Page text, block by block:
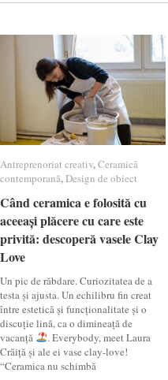
Antreprenoriat creativ,Ceramică
contemporană,Design de obiect
Când ceramica e folosită cu
aceeași plăcere cu care este
privită: descoperă vasele Clay
Love
Un pic de răbdare. Curiozitatea de a
testa și ajusta. Un echilibru fin creat
între estetică și funcționalitate și o
discuție lină, ca o dimineață de
vacanță
. Everybody, meet Laura
Crăiță și ale ei vase clay-love!
“Ceramica nu schimbă
Antreprenoriat creativ Ceramică
contemporană Design de obiect
Când ceramica e folosită cu
aceeași plăcere cu care este
privită: descoperă vasele Clay
Love